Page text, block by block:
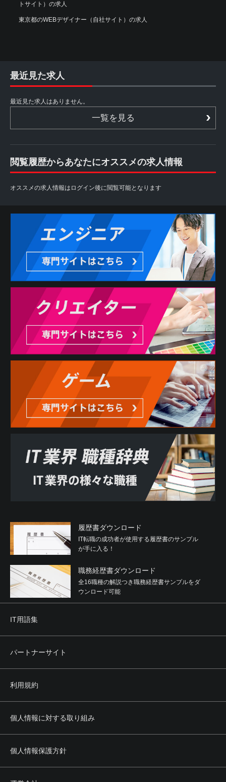
トサイト）の求人
東京都のWEBデザイナー（自社サイト）の求人
最近見た求人
最近見た求人はありません。
一覧を見る
閲覧履歴からあなたにオススメの求人情報
オススメの求人情報はログイン後に閲覧可能となります
履歴書ダウンロード
IT転職の成功者が使用する履歴書のサンプル
が手に入る！
職務経歴書ダウンロード
全16職種の解説つき職務経歴書サンプルをダ
ウンロード可能
IT用語集
パートナーサイト
利用規約
個人情報に対する取り組み
個人情報保護方針